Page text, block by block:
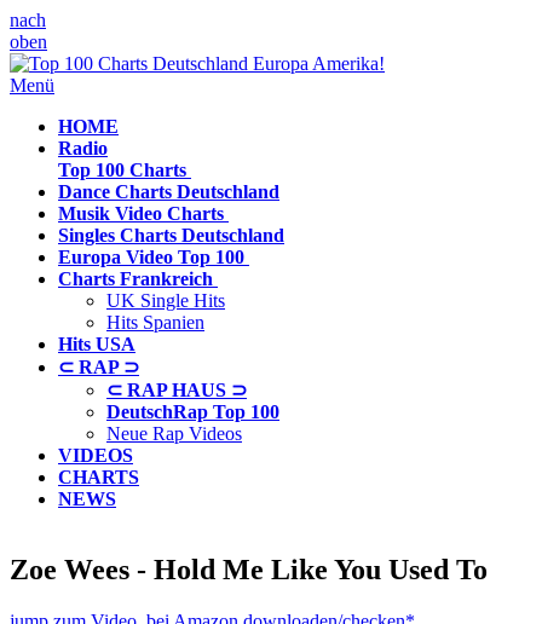
nach
oben
Menü
HOME
Radio
Top 100 Charts
Dance Charts Deutschland
Musik Video Charts
Singles Charts Deutschland
Europa Video Top 100
Charts Frankreich
UK Single Hits
Hits Spanien
Hits USA
⊂ RAP ⊃
⊂ RAP HAUS ⊃
DeutschRap Top 100
Neue Rap Videos
VIDEOS
CHARTS
NEWS
Zoe Wees - Hold Me Like You Used To